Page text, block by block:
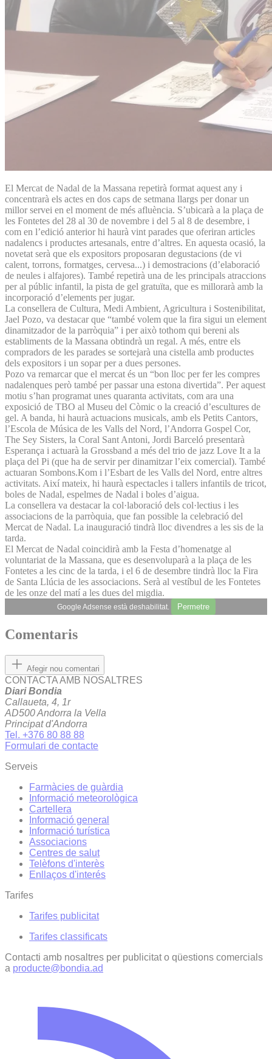
El Mercat de Nadal de la Massana repetirà format aquest any i
concentrarà els actes en dos caps de setmana llargs per donar un
millor servei en el moment de més afluència. S’ubicarà a la plaça de
les Fontetes del 28 al 30 de novembre i del 5 al 8 de desembre, i
com en l’edició anterior hi haurà vint parades que oferiran articles
nadalencs i productes artesanals, entre d’altres. En aquesta ocasió, la
novetat serà que els expositors proposaran degustacions (de vi
calent, torrons, formatges, cervesa...) i demostracions (d’elaboració
de neules i alfajores). També repetirà una de les principals atraccions
per al públic infantil, la pista de gel gratuïta, que es millorarà amb la
incorporació d’elements per jugar.
La consellera de Cultura, Medi Ambient, Agricultura i Sostenibilitat,
Jael Pozo, va destacar que “també volem que la fira sigui un element
dinamitzador de la parròquia” i per això tothom qui bereni als
establiments de la Massana obtindrà un regal. A més, entre els
compradors de les parades se sortejarà una cistella amb productes
dels expositors i un sopar per a dues persones.
Pozo va remarcar que el mercat és un “bon lloc per fer les compres
nadalenques però també per passar una estona divertida”. Per aquest
motiu s’han programat unes quaranta activitats, com ara una
exposició de TBO al Museu del Còmic o la creació d’escultures de
gel. A banda, hi haurà actuacions musicals, amb els Petits Cantors,
l’Escola de Música de les Valls del Nord, l’Andorra Gospel Cor,
The Sey Sisters, la Coral Sant Antoni, Jordi Barceló presentarà
Esperança i actuarà la Grossband a més del trio de jazz Love It a la
plaça del Pi (que ha de servir per dinamitzar l’eix comercial). També
actuaran Sombons.Kom i l’Esbart de les Valls del Nord, entre altres
activitats. Així mateix, hi haurà espectacles i tallers infantils de tricot,
boles de Nadal, espelmes de Nadal i boles d’aigua.
La consellera va destacar la col·laboració dels col·lectius i les
associacions de la parròquia, que fan possible la celebració del
Mercat de Nadal. La inauguració tindrà lloc divendres a les sis de la
tarda.
El Mercat de Nadal coincidirà amb la Festa d’homenatge al
voluntariat de la Massana, que es desenvoluparà a la plaça de les
Fontetes a les cinc de la tarda, i el 6 de desembre tindrà lloc la Fira
de Santa Llúcia de les associacions. Serà al vestíbul de les Fontetes
de les onze del matí a les dues del migdia.
Google Adsense està deshabilitat. Permetre
Comentaris
Afegir nou comentari
CONTACTA AMB NOSALTRES
Diari Bondia
Callaueta, 4, 1r
AD500 Andorra la Vella
Principat d'Andorra
Tel. +376 80 88 88
Formulari de contacte
Serveis
Farmàcies de guàrdia
Informació meteorològica
Cartellera
Informació general
Informació turística
Associacions
Centres de salut
Telèfons d'interès
Enllaços d'interés
Tarifes
Tarifes publicitat
Tarifes classificats
Contacti amb nosaltres per publicitat o qüestions comercials
a producte@bondia.ad